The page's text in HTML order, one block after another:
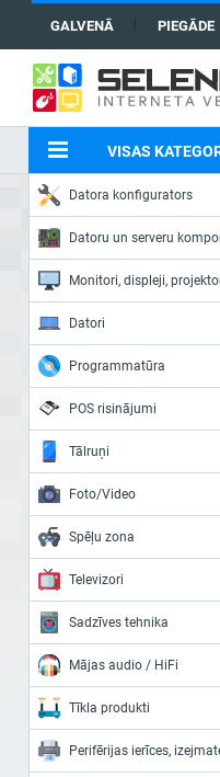
GALVENĀ PIEGĀDE
VISAS
Datora konfigurators
Datoru un serveru
Monitori, displeji,
Datori
Programmatūra
POS risinājumi
Tālruņi
Foto/Video
Spēļu zona
Televizori
Sadzīves tehnika
Mājas audio / HiFi
Tīkla produkti
Perifērijas ierīces,